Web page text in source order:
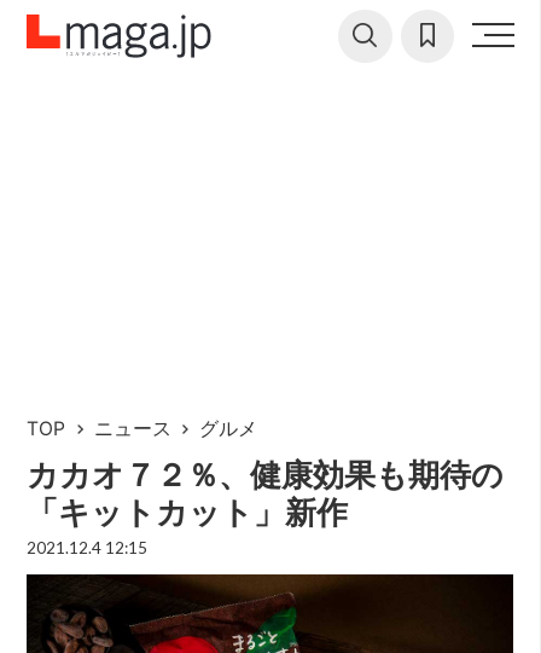
TOP ニュース グルメ
カカオ７２％、健康効果も期待の
「キットカット」新作
2021.12.4 12:15